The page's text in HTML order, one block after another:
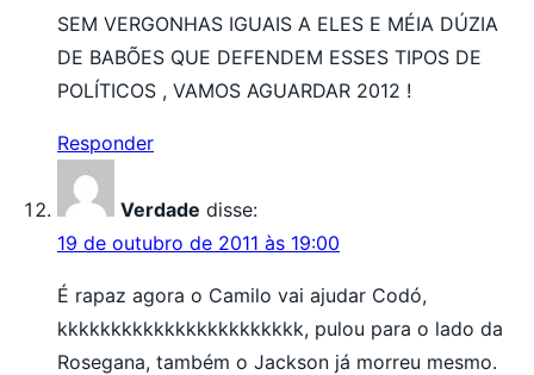
SEM VERGONHAS IGUAIS A ELES E MÉIA DÚZIA
DE BABÕES QUE DEFENDEM ESSES TIPOS DE
POLÍTICOS , VAMOS AGUARDAR 2012 !
Responder
Verdade disse:
19 de outubro de 2011 às 19:00
É rapaz agora o Camilo vai ajudar Codó,
kkkkkkkkkkkkkkkkkkkkkkk, pulou para o lado da
Rosegana, também o Jackson já morreu mesmo.